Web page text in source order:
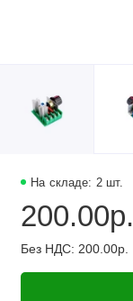
На складе: 2 шт.
200.00р.
Без НДС: 200.00р.